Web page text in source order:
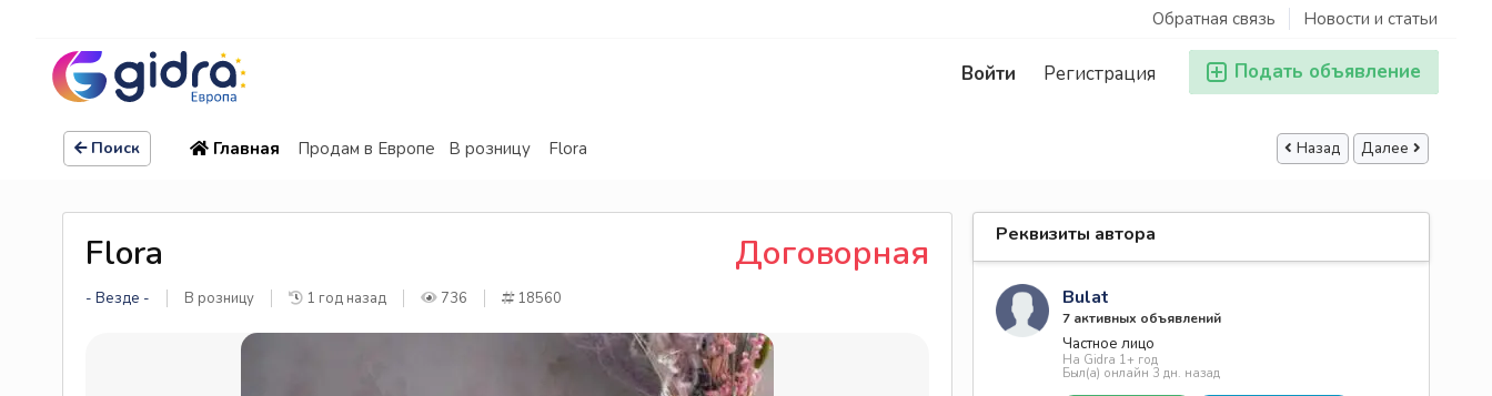
Новости и статьи
Обратная связь
Подать объявление
Регистрация
Войти
Поиск Главная Продам в Европе В розницу Flora Назад Далее
Договорная
Flora
- Везде - В розницу 1 год назад 736 18560
Реквизиты автора
Bulat
7 активных объявлений
Частное лицо
На Gidra 1+ год
Был(а) онлайн 3 дн. назад